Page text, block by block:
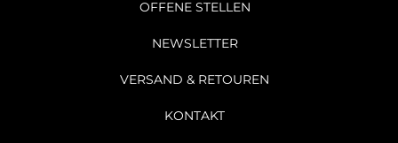
OFFENE STELLEN
NEWSLETTER
VERSAND & RETOUREN
KONTAKT